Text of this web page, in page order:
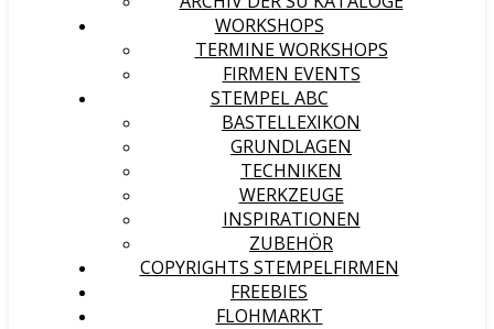
WORKSHOPS
TERMINE WORKSHOPS
FIRMEN EVENTS
STEMPEL ABC
BASTELLEXIKON
GRUNDLAGEN
TECHNIKEN
WERKZEUGE
INSPIRATIONEN
ZUBEHÖR
COPYRIGHTS STEMPELFIRMEN
FREEBIES
FLOHMARKT